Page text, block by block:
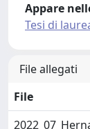
Appare
Tesi di
File allegati
File